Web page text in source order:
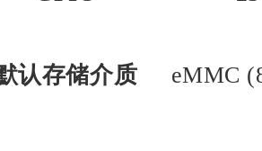
认存储介质 eMMC